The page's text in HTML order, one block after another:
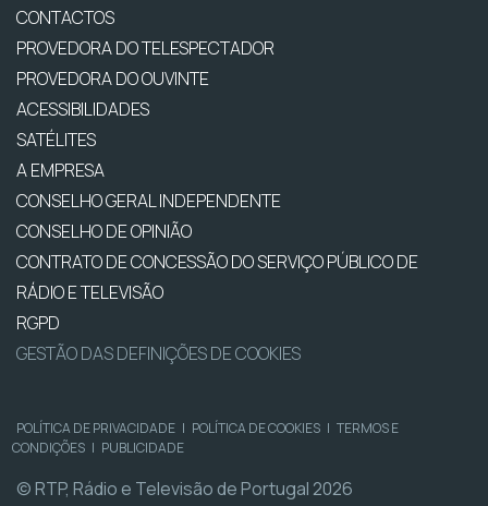
CONTACTOS
PROVEDORA DO TELESPECTADOR
PROVEDORA DO OUVINTE
ACESSIBILIDADES
SATÉLITES
A EMPRESA
CONSELHO GERAL INDEPENDENTE
CONSELHO DE OPINIÃO
CONTRATO DE CONCESSÃO DO SERVIÇO PÚBLICO DE
RÁDIO E TELEVISÃO
RGPD
GESTÃO DAS DEFINIÇÕES DE COOKIES
POLÍTICA DE PRIVACIDADE | POLÍTICA DE COOKIES | TERMOS E
CONDIÇÕES | PUBLICIDADE
© RTP, Rádio e Televisão de Portugal 2026